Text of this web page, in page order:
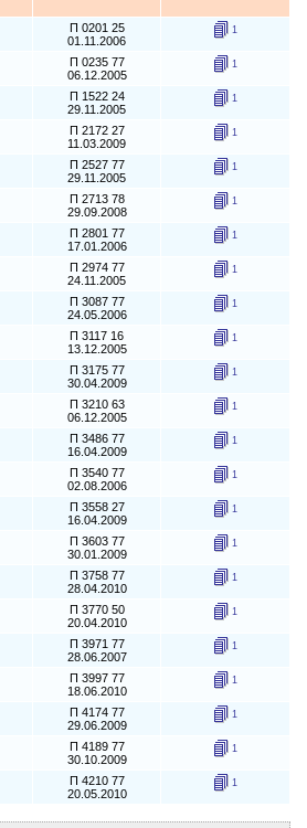
П 0201 25
01.11.2006
1
П 0235 77
06.12.2005
1
П 1522 24
29.11.2005
1
П 2172 27
11.03.2009
1
П 2527 77
29.11.2005
1
П 2713 78
29.09.2008
1
П 2801 77
17.01.2006
1
П 2974 77
24.11.2005
1
П 3087 77
24.05.2006
1
П 3117 16
13.12.2005
1
П 3175 77
30.04.2009
1
П 3210 63
06.12.2005
1
П 3486 77
16.04.2009
1
П 3540 77
02.08.2006
1
П 3558 27
16.04.2009
1
П 3603 77
30.01.2009
1
П 3758 77
28.04.2010
1
П 3770 50
20.04.2010
1
П 3971 77
28.06.2007
1
П 3997 77
18.06.2010
1
П 4174 77
29.06.2009
1
П 4189 77
30.10.2009
1
П 4210 77
20.05.2010
1